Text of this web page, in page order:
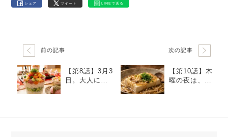
シェア ツイート LINEで送る
前の記事
【第8話】3月3
日。大人にな
祭り
次の記事
【第10話】木
曜の夜は、胃